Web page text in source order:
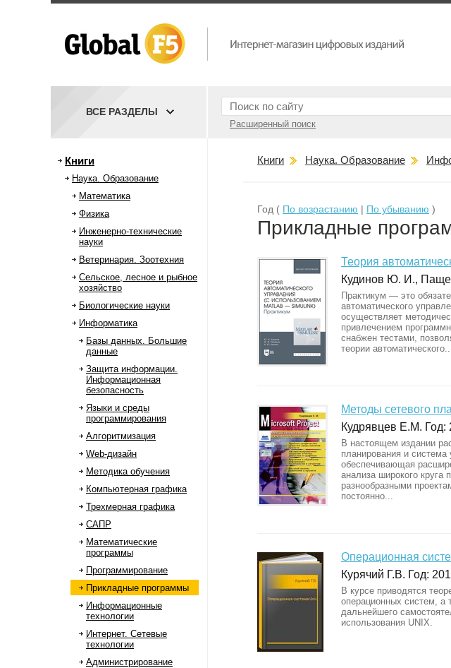
Расширенный поиск
ВСЕ РАЗДЕЛЫ
Книги
Наука. Образование
Математика
Физика
Инженерно-технические
науки
Ветеринария. Зоотехния
Сельское, лесное и рыбное
хозяйство
Биологические науки
Информатика
Базы данных. Большие
данные
Защита информации.
Информационная
безопасность
Языки и среды
программирования
Алгоритмизация
Web-дизайн
Методика обучения
Компьютерная графика
Трехмерная графика
САПР
Математические
программы
Программирование
Прикладные программы
Информационные
технологии
Интернет. Сетевые
технологии
Администрирование
Книги Наука. Образование
Год ( По возрастанию | По убыванию )
Прикладные
Теория
Кудинов Ю. И.,
Практикум — это
автоматического
осуществляет
привлечением
снабжен тестами,
теории
Методы сетевого
Кудрявцев Е.М. Год:
В настоящем издании
планирования и
обеспечивающая
анализа широкого круга
разнообразными
постоянно...
Операционная
Курячий Г.В. Год:
В курсе приводятся
операционных систем, а
дальнейшего
использования UNIX.